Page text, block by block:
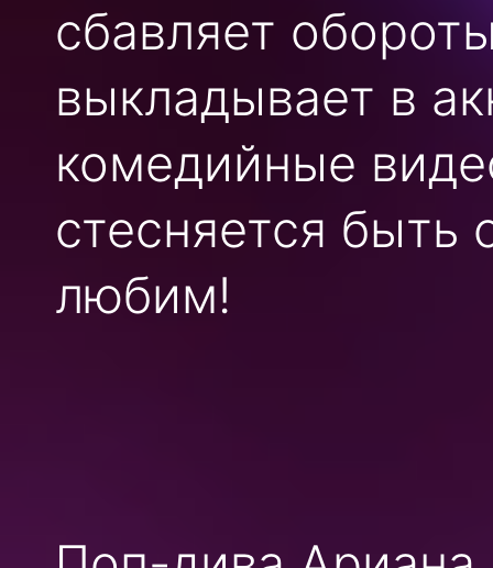
сбавляет
выкладывает в
комедийные
стесняется
любим!